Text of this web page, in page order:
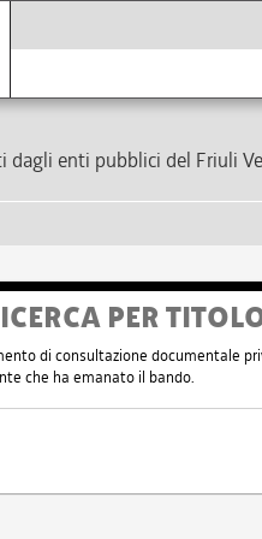
dagli enti pubblici del Friuli
PER
di consultazione documentale
che ha emanato il bando.